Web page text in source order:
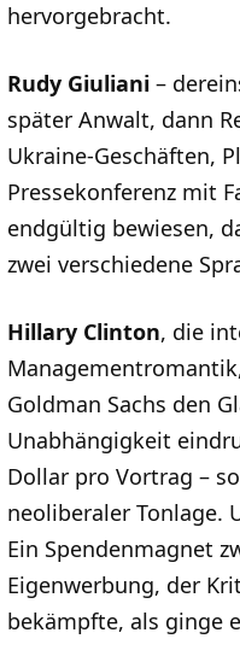
hervorgebracht.
Rudy Giuliani –
später Anwalt, dann
Ukraine-Geschäften,
Pressekonferenz mit
endgültig bewiesen,
zwei verschiedene
Hillary Clinton, die
Goldman Sachs den
Unabhängigkeit
Dollar pro Vortrag –
neoliberaler Tonlage.
Ein Spendenmagnet
Eigenwerbung, der
bekämpfte, als ginge